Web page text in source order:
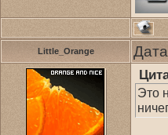
Little_Orange
Это